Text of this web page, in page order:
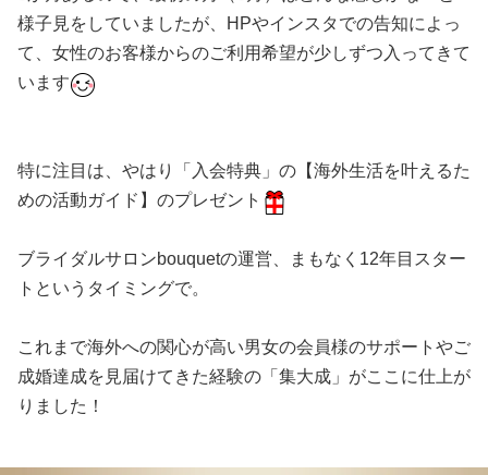
様子見をしていましたが、HPやインスタでの告知によっ
て、女性のお客様からのご利用希望が少しずつ入ってきて
います
特に注目は、やはり「入会特典」の【海外生活を叶えるた
めの活動ガイド】のプレゼント
ブライダルサロンbouquetの運営、まもなく12年目スター
トというタイミングで。
これまで海外への関心が高い男女の会員様のサポートやご
成婚達成を見届けてきた経験の「集大成」がここに仕上が
りました！